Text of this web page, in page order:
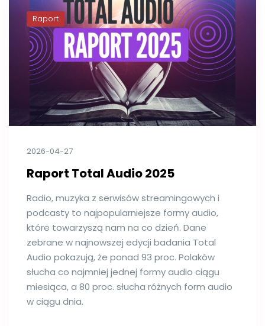
Raport
2026-04-27
Raport Total Audio 2025
Radio, muzyka z serwisów streamingowych i
podcasty to najpopularniejsze formy audio,
które towarzyszą nam na co dzień. Dane
zebrane w najnowszej edycji badania Total
Audio pokazują, że ponad 93 proc. Polaków
słucha co najmniej jednej formy audio ciągu
miesiąca, a 80 proc. słucha różnych form audio
w ciągu dnia.